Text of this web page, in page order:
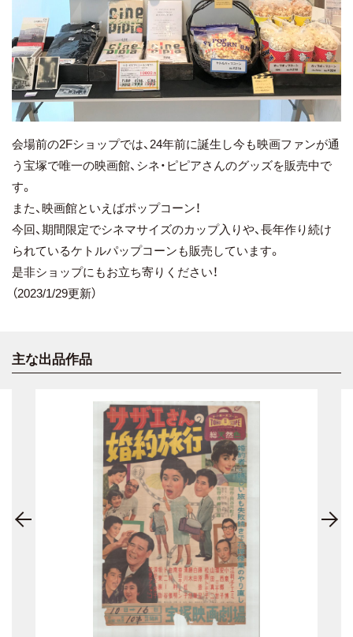
会場前の2Fショップでは、24年前に誕生し今も映画ファンが通
う宝塚で唯一の映画館、シネ・ピピアさんのグッズを販売中で
す。
また、映画館といえばポップコーン！
今回、期間限定でシネマサイズのカップ入りや、長年作り続け
られているケトルパップコーンも販売しています。
是非ショップにもお立ち寄りください！
（2023/1/29更新）
主な出品作品